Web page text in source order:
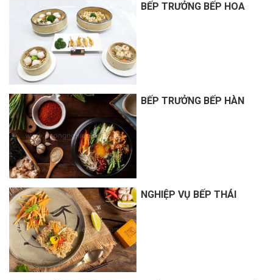
BẾP TRƯỞNG BẾP HOA
BẾP TRƯỞNG BẾP HÀN
NGHIỆP VỤ BẾP THÁI